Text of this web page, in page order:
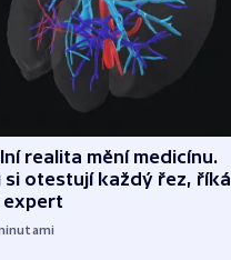
realita mění medicínu.
si otestují každý řez, říká
expert